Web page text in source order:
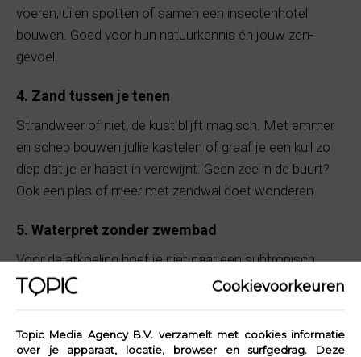
Cookievoorkeuren
Topic Media Agency B.V. verzamelt met cookies informatie
over je apparaat, locatie, browser en surfgedrag. Deze
voeren, uilen spotten of samen een insectenhotel
bouwen. Goed voor hun natuurkennis én jouw zen-
gevoel.
4. Zand tussen je tenen
Strandweer of niet, de kust blijft magisch. Met emmer
en schep bouwen jullie kastelen of graaf je een kuil zo
diep dat je er haast in verdwijnt. Geen zee in de buurt?
Ook een plas of meer met zandwal doet wonderen.
5. Waterpret zonder zwembad
Voor de afkoeling hoef je niet naar een subtropisch
zwemparadijs. Denk aan spetterzones in het park,
gegarandeerd.